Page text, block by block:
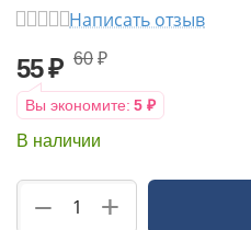
Написать отзыв
55₽ 60 ₽
Вы экономите: 5 ₽
В наличии
+
−